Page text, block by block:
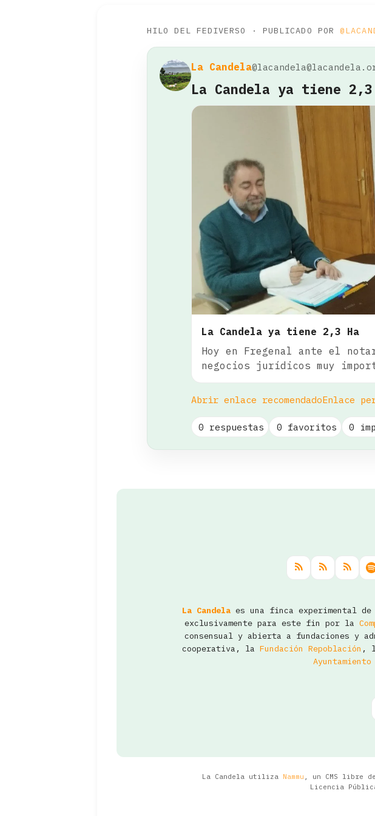
HILO DEL FEDIVERSO · PUBLICADO POR
La Candela
La Candela ya tiene 2,3
La Candela ya tiene 2,3 Ha
Hoy en Fregenal ante el
negocios jurídicos muy
Abrir enlace recomendadoEnlace
0 respuestas 0 favoritos 0
La Candela es una finca experimental
exclusivamente para este fin por la
consensual y abierta a fundaciones y
cooperativa, la Fundación Repoblación ,
La Candela utiliza Nammu , un CMS libre
Licencia